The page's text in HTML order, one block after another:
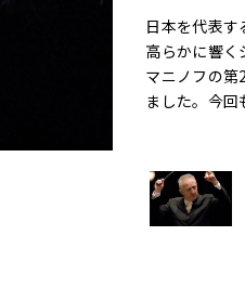
日本を代表す
高らかに響く
マニノフの第
ました。今回